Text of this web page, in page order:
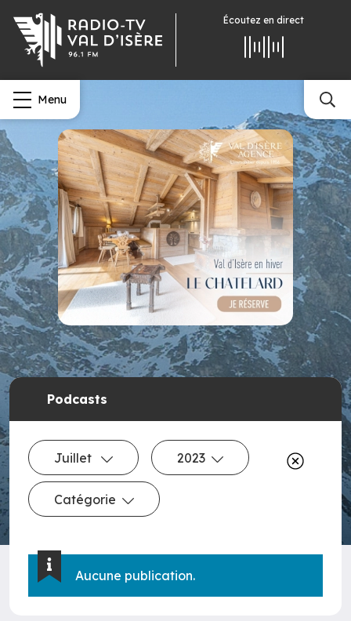
Écoutez en direct
Menu
Podcasts
Juillet 2023
Catégorie
Aucune publication.